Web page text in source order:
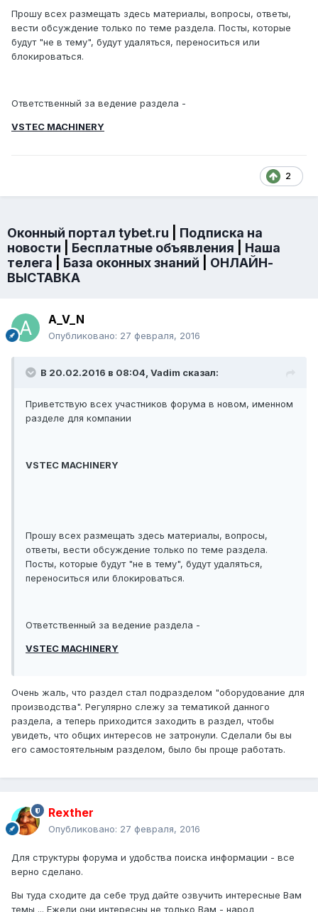
Прошу всех размещать здесь материалы, вопросы, ответы,
вести обсуждение только по теме раздела. Посты, которые
будут "не в тему", будут удаляться, переноситься или
блокироваться.
Ответственный за ведение раздела -
VSTEC MACHINERY
2
Оконный портал tybet.ru
Подписка на
новости
Бесплатные объявления
Наша
телега
База оконных знаний
ОНЛАЙН-
ВЫСТАВКА
A_V_N
Опубликовано: 27 февраля, 2016
В 20.02.2016 в 08:04, Vadim сказал:
Приветствую всех участников форума в новом, именном
разделе для компании
VSTEC MACHINERY
Прошу всех размещать здесь материалы, вопросы,
ответы, вести обсуждение только по теме раздела.
Посты, которые будут "не в тему", будут удаляться,
переноситься или блокироваться.
Ответственный за ведение раздела -
VSTEC MACHINERY
Очень жаль, что раздел стал подразделом "оборудование для
производства". Регулярно слежу за тематикой данного
раздела, а теперь приходится заходить в раздел, чтобы
увидеть, что общих интересов не затронули. Сделали бы вы
его самостоятельным разделом, было бы проще работать.
Rexther
Опубликовано: 27 февраля, 2016
Для структуры форума и удобства поиска информации - все
верно сделано.
Вы туда сходите да себе труд дайте озвучить интересные Вам
темы ... Ежели они интересны не только Вам - народ